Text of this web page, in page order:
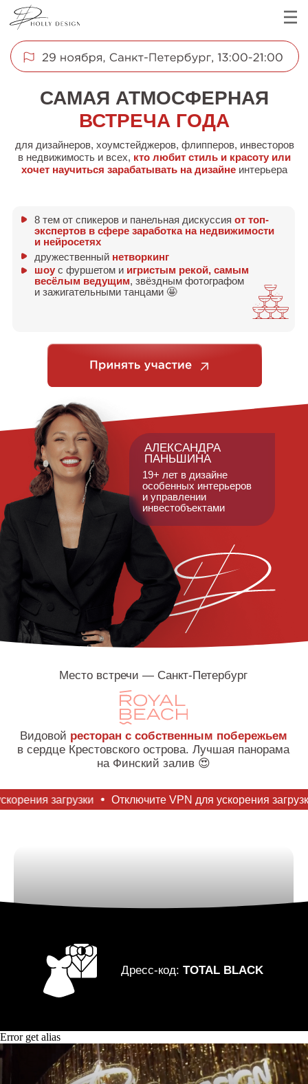
САМАЯ АТМОСФЕРНАЯ
особенных интерьеров
инвестобъектами
для дизайнеров, хоумстейджеров, флипперов, инвесторов
хочет научиться зарабатывать на дизайне интерьера
Место встречи — Санкт-Петербург
ресторан с собственным побережьем
в сердце Крестовского острова. Лучшая панорама
на Финский залив 😍
8 тем от спикеров и панельная дискуссияот топ-
экспертов в сфере заработка на недвижимости
и нейросетях
Отключите VPN для ускорения загрузки
Дресс-код:TOTAL BLACK
Error get alias
НА ЖИВОЙ ВСТРЕЧЕ: